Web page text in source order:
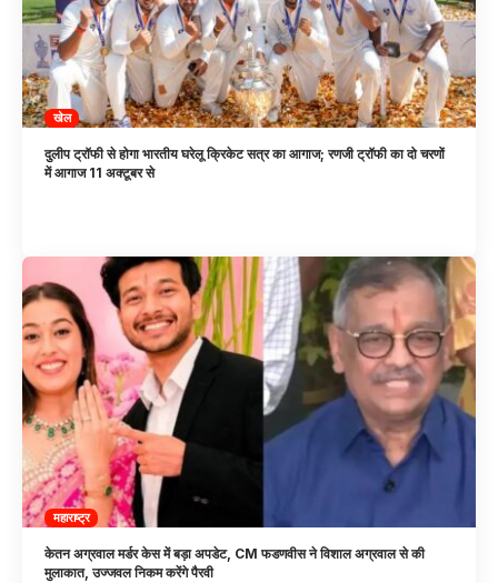
खेल
दुलीप ट्रॉफी से होगा भारतीय घरेलू क्रिकेट सत्र का आगाज; रणजी ट्रॉफी का दो चरणों
में आगाज 11 अक्टूबर से
महाराष्ट्र
केतन अग्रवाल मर्डर केस में बड़ा अपडेट, CM फडणवीस ने विशाल अग्रवाल से की
मुलाकात, उज्जवल निकम करेंगे पैरवी